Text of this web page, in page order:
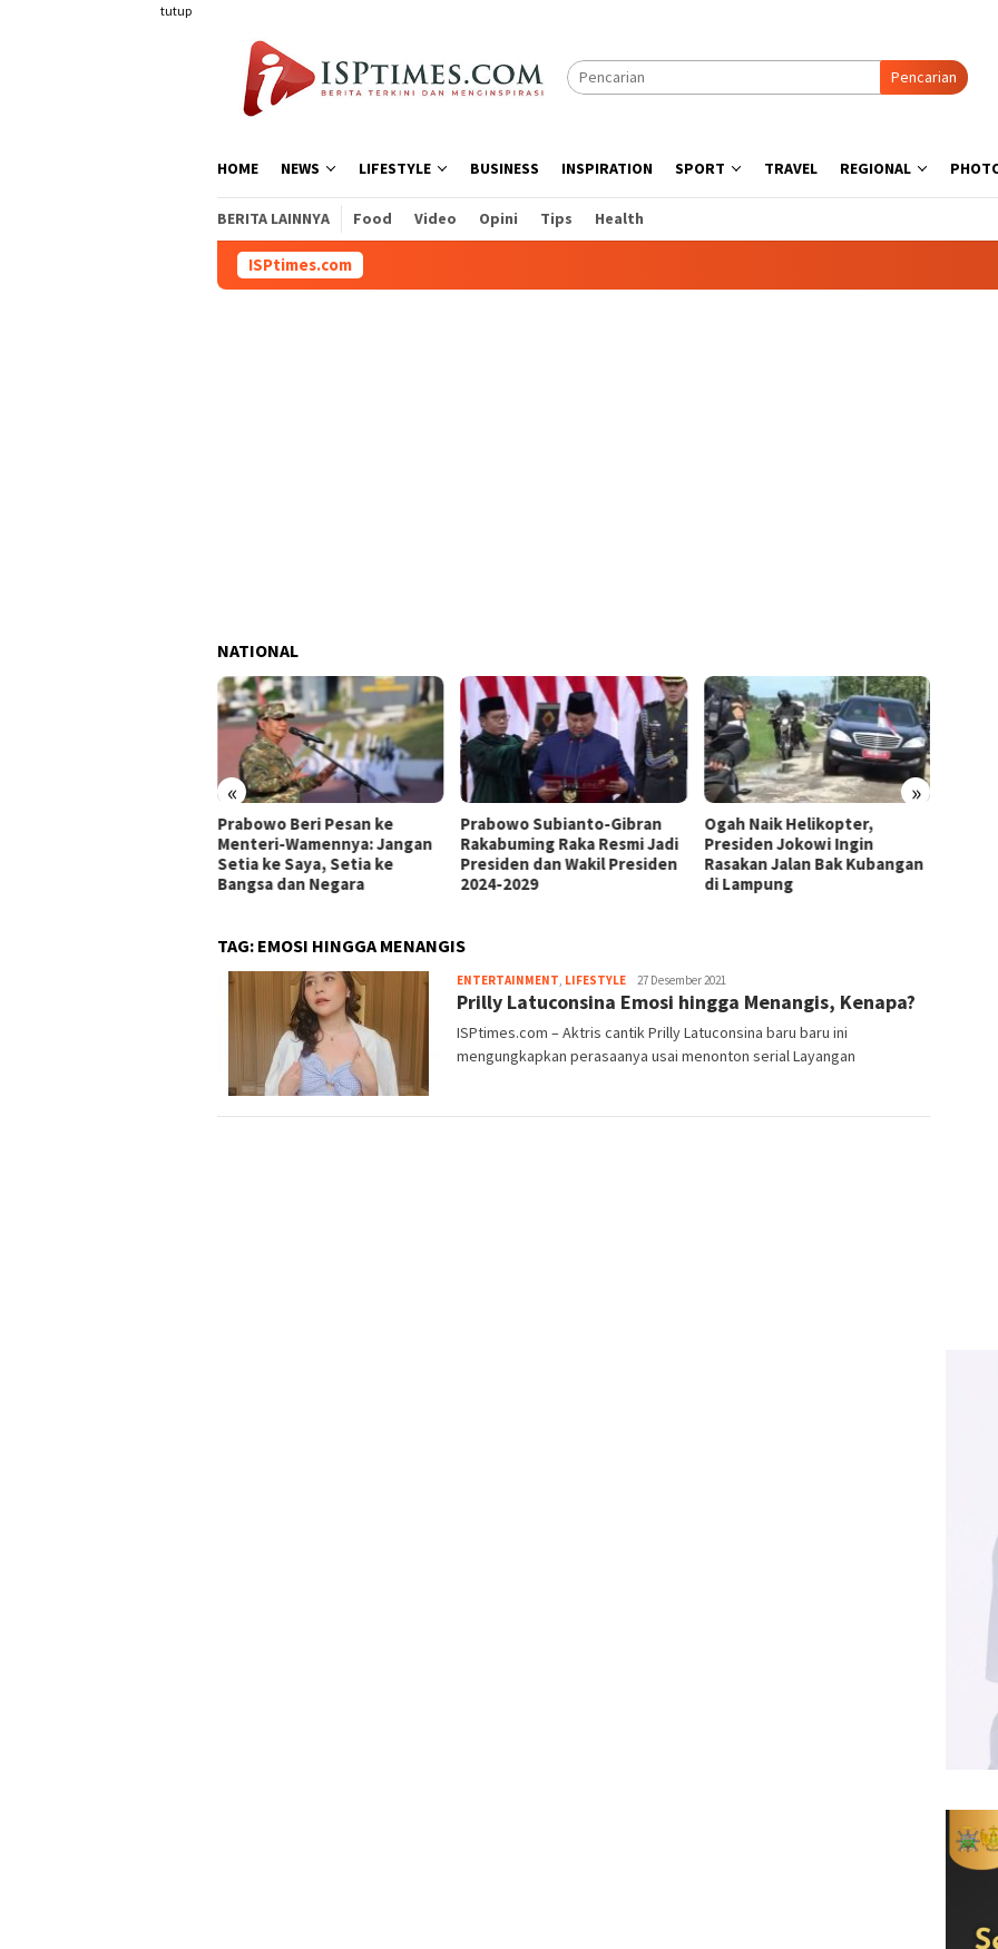
tutup
Pencarian
HOME NEWS LIFESTYLE BUSINESS INSPIRATION SPORT TRAVEL REGIONAL
BERITA LAINNYA Food Video Opini Tips Health
ISPtimes.com
NATIONAL
« »
Prabowo Beri Pesan ke
Menteri-Wamennya: Jangan
Setia ke Saya, Setia ke
Bangsa dan Negara
Prabowo Subianto-Gibran
Rakabuming Raka Resmi Jadi
Presiden dan Wakil Presiden
2024-2029
Ogah Naik Helikopter,
Presiden Jokowi Ingin
Rasakan Jalan Bak Kubangan
di Lampung
TAG: EMOSI HINGGA MENANGIS
ENTERTAINMENT, LIFESTYLE Qorri
27 Desember 2021
Prilly Latuconsina Emosi hingga Menangis, Kenapa?
ISPtimes.com – Aktris cantik Prilly Latuconsina baru baru ini
mengungkapkan perasaanya usai menonton serial Layangan